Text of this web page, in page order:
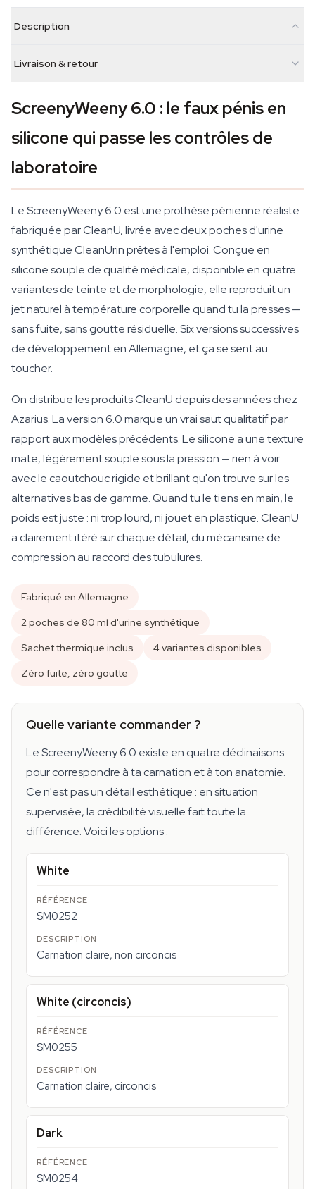
Description
Livraison & retour
ScreenyWeeny 6.0 : le faux pénis en
silicone qui passe les contrôles de
laboratoire
Le ScreenyWeeny 6.0 est une prothèse pénienne réaliste
fabriquée par CleanU, livrée avec deux poches d'urine
synthétique CleanUrin prêtes à l'emploi. Conçue en
silicone souple de qualité médicale, disponible en quatre
variantes de teinte et de morphologie, elle reproduit un
jet naturel à température corporelle quand tu la presses —
sans fuite, sans goutte résiduelle. Six versions successives
de développement en Allemagne, et ça se sent au
toucher.
On distribue les produits CleanU depuis des années chez
Azarius. La version 6.0 marque un vrai saut qualitatif par
rapport aux modèles précédents. Le silicone a une texture
mate, légèrement souple sous la pression — rien à voir
avec le caoutchouc rigide et brillant qu'on trouve sur les
alternatives bas de gamme. Quand tu le tiens en main, le
poids est juste : ni trop lourd, ni jouet en plastique. CleanU
a clairement itéré sur chaque détail, du mécanisme de
compression au raccord des tubulures.
Fabriqué en Allemagne
2 poches de 80 ml d'urine synthétique
Sachet thermique inclus
4 variantes disponibles
Zéro fuite, zéro goutte
Quelle variante commander ?
Le ScreenyWeeny 6.0 existe en quatre déclinaisons
pour correspondre à ta carnation et à ton anatomie.
Ce n'est pas un détail esthétique : en situation
supervisée, la crédibilité visuelle fait toute la
différence. Voici les options :
White
SM0252
Carnation claire, non circoncis
White (circoncis)
SM0255
Carnation claire, circoncis
Dark
SM0254